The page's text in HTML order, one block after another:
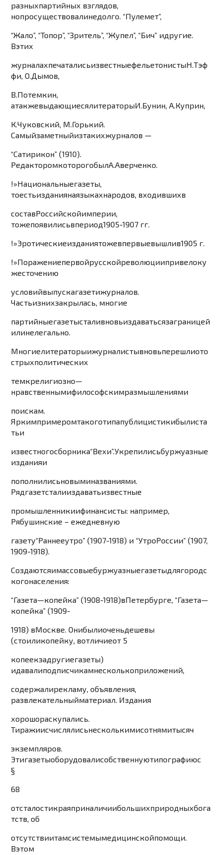
разныхпартийных взглядов,
нопросуществовалинедолго.“Пулемет”,
“Жало”, “Топор”, “Зритель”, “Жупел”, “Бич” идругие.
Вэтих
журналахпечаталисьизвестныефельетонистыН.Тэф
фи,О.Дымов,
В.Потемкин,
атакжевыдающиесялитераторыИ.Бунин,А.Куприн,
К.Чуковский, М.Горький.
Самыйзаметныйизтакихжурналов —
“Сатирикон” (1910).
РедакторомкоторогобылА.Аверченко.
!»Национальныегазеты,
тоестьизданиянаязыкахнародов, входившихв
составРоссийскойимперии,
тожепоявилисьвпериод1905-1907 гг.
!»Эротическиеизданиятожевпервыевышлив1905 г.
!»Поражениепервойрусскойреволюциипривелоку
жесточению
условийвыпускагазетижурналов.
Частьизнихзакрылась, многие
партийныегазетысталивновьиздаватьсязаграницей
илинелегально.
Многиелитераторыижурналистывновьперешлиото
стрыхполитических
темкрелигиозно—
нравственнымифилософскимразмышлениями
поискам.
Яркимпримеромтакоготипапублицистикибылиста
тьи
известногосборника“Вехи”.Укрепилисьбуржуазные
изданияи
пополнилисьновыминазваниями.
Рядгазетсталииздаватьизвестные
промышленникиифинансисты: например,
Рябушинские –ежедневную
газету“Раннееутро” (1907-1918) и “УтроРоссии” (1907,
1909-1918).
Создаютсяимассовыебуржуазныегазетыдлягородс
когонаселения:
“Газета—копейка” (1908-1918)вПетербурге, “Газета—
копейка” (1909-
1918) вМоскве.Онибылиоченьдешевы
(стоиликопейку, вотличиеот 5
копеекзадругиегазеты)
идавалиподписчикамнесколькоприложений,
содержалирекламу,объявления,
развлекательныйматериал. Издания
хорошораскупались.
Тиражиисчислялисьнесколькимисотнямитысяч
экземпляров.
Этигазетыоборудовалисобственнуютипографиюс
§
68
отсталостикраяприналичиибольшихприродныхбога
тств,об
отсутствиитамсистемымедицинскойпомощи.
Вэтом